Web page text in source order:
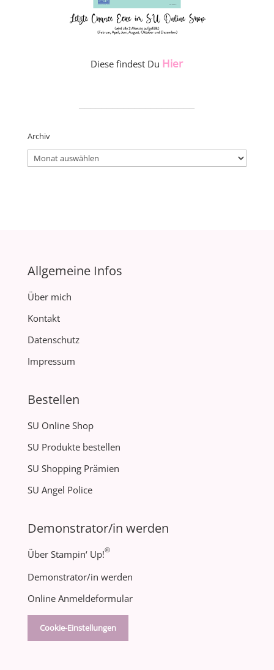
Diese findest Du Hier
Archiv
Archiv
Allgemeine Infos
Über mich
Kontakt
Datenschutz
Impressum
Bestellen
SU Online Shop
SU Produkte bestellen
SU Shopping Prämien
SU Angel Police
Demonstrator/in werden
Über Stampin‘ Up!®
Demonstrator/in werden
Online Anmeldeformular
Cookie-Einstellungen